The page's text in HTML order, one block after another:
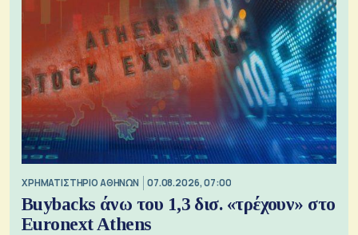
XΡΗΜΑΤΙΣΤΗΡΙΟ ΑΘΗΝΩΝ 07.08.2026, 07:00
Buybacks άνω του 1,3 δισ. «τρέχουν» στο
Euronext Athens